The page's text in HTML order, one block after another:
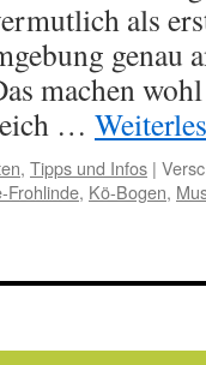
als
genau
machen
…
, Tipps und Infos |
Frohlinde, Kö-Bogen,